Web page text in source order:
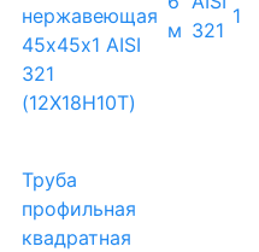
нержавеющая
45х45х1 AISI
321
(12Х18Н10Т)
м 321
1
Труба
профильная
квадратная